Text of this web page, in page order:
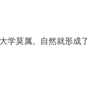
学莫属。自然就形成